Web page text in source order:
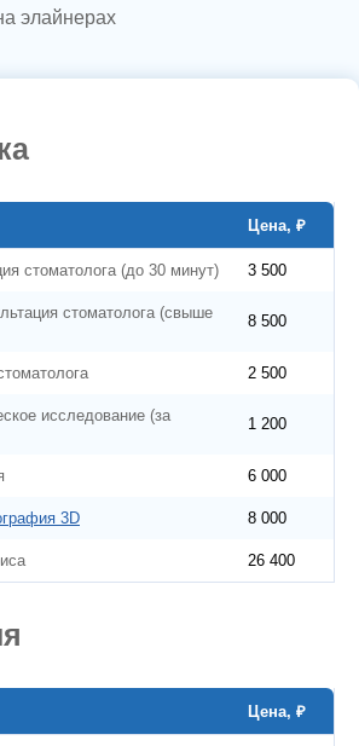
элайнерах
Цена, ₽
стоматолога (до 30 минут) 3 500
стоматолога (свыше
8 500
2 500
исследование (за
1 200
6 000
3D 8 000
26 400
Цена, ₽